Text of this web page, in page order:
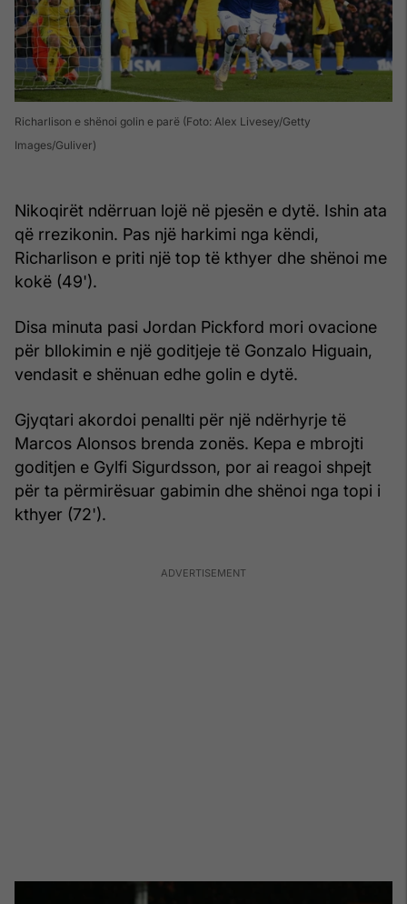
Richarlison e shënoi golin e parë (Foto: Alex Livesey/Getty
Images/Guliver)
Nikoqirët ndërruan lojë në pjesën e dytë. Ishin ata
që rrezikonin. Pas një harkimi nga këndi,
Richarlison e priti një top të kthyer dhe shënoi me
kokë (49').
Disa minuta pasi Jordan Pickford mori ovacione
për bllokimin e një goditjeje të Gonzalo Higuain,
vendasit e shënuan edhe golin e dytë.
Gjyqtari akordoi penallti për një ndërhyrje të
Marcos Alonsos brenda zonës. Kepa e mbrojti
goditjen e Gylfi Sigurdsson, por ai reagoi shpejt
për ta përmirësuar gabimin dhe shënoi nga topi i
kthyer (72').